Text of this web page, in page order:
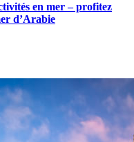
en mer – profitez
d’Arabie